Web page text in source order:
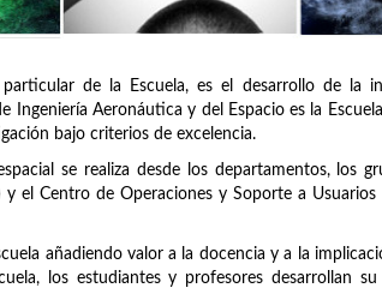
de la Escuela, es el desarrollo de la
Ingeniería Aeronáutica y del Espacio es la
bajo criterios de excelencia.
se realiza desde los departamentos, los
el Centro de Operaciones y Soporte a Usuarios
añadiendo valor a la docencia y a la
los estudiantes y profesores desarrollan